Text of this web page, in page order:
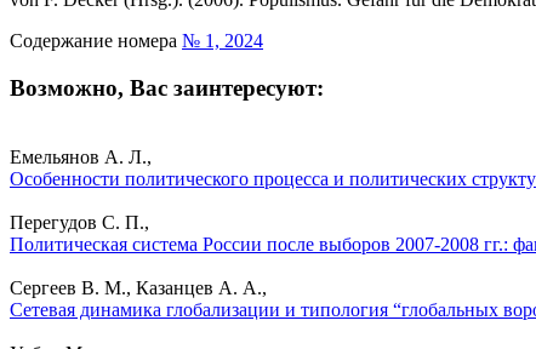
Содержание номера № 1, 2024
Возможно, Вас заинтересуют:
Емельянов А. Л.,
Особенности политического процесса и политических
Перегудов С. П.,
Политическая система России после выборов 2007-2008 гг.:
Сергеев В. М., Казанцев А. А.,
Сетевая динамика глобализации и типология “глобальных